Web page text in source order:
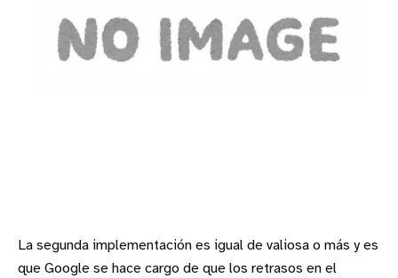
La segunda implementación es igual de valiosa o más y es
que Google se hace cargo de que los retrasos en el